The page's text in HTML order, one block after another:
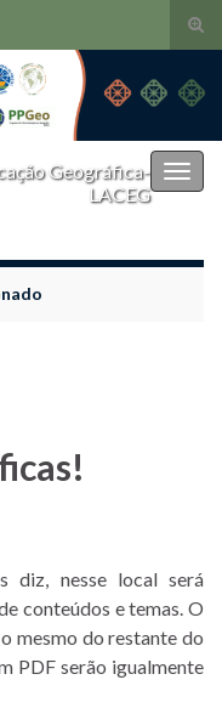
de
Geográfica-
LACEG
diz, nesse local será
conteúdos e temas. O
mesmo do restante do
PDF serão igualmente